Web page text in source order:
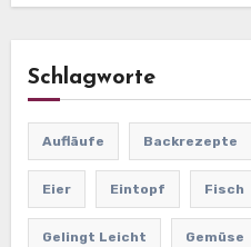
Schlagworte
Aufläufe Backrezepte
Eier Eintopf Fisch
Gelingt Leicht Gemüse